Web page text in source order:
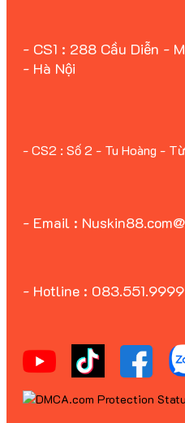
- CS1 : 288 Cầu Diễn -
- Hà Nội
- Email :
- Hotline : 083.551.9999
- CS2 : Số 2 - Tu Hoàng -